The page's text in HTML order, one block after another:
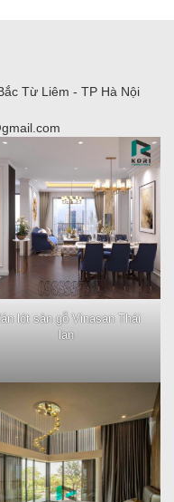
Từ Liêm - TP Hà Nội
lót sàn gỗ Vinasan Thái
lan